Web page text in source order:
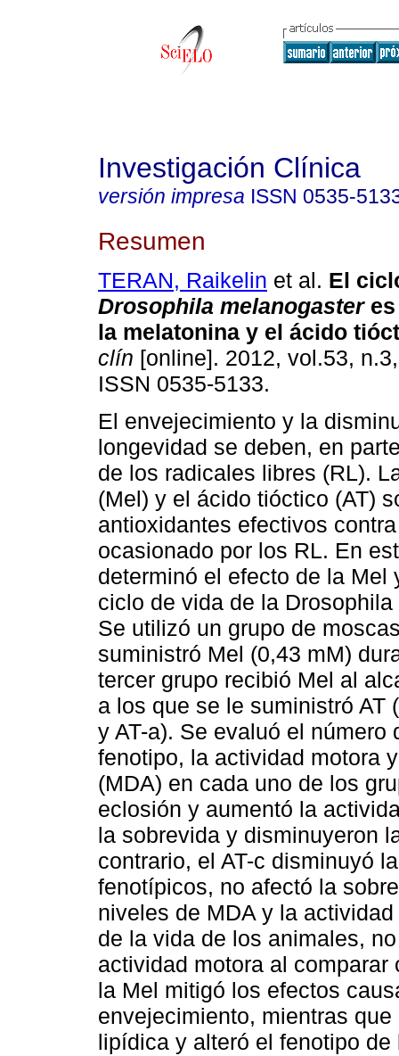
Investigación Clínica
versión impresa ISSN 0535-
Resumen
TERAN, Raikelin et al. El
Drosophila melanogasteres
la melatonina y el ácido
clín [online]. 2012, vol.53,
ISSN 0535-5133.
El envejecimiento y la
longevidad se deben, en
de los radicales libres (RL).
(Mel) y el ácido tióctico (AT)
antioxidantes efectivos
ocasionado por los RL. En
determinó el efecto de la Mel
ciclo de vida de la
Se utilizó un grupo de
suministró Mel (0,43 mM)
tercer grupo recibió Mel al
a los que se le suministró AT
y AT-a). Se evaluó el
fenotipo, la actividad motora
(MDA) en cada uno de los
eclosión y aumentó la
la sobrevida y disminuyeron
contrario, el AT-c disminuyó
fenotípicos, no afectó la
niveles de MDA y la
de la vida de los animales,
actividad motora al
la Mel mitigó los efectos
envejecimiento, mientras
lipídica y alteró el fenotipo de